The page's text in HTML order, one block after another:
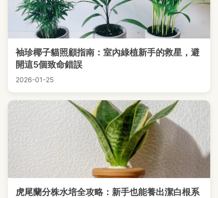
袖珍椰子貓照顧指南：室內綠植新手的救星，避
開這5個致命錯誤
2026-01-25
虎尾蘭分株水培全攻略：新手也能養出潔白根系